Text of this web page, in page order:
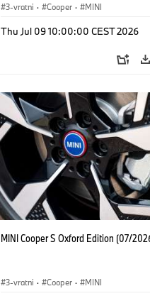
3-vratni · Cooper · MINI
Thu Jul 09 10:00:00 CEST 2026
MINI Cooper S Oxford Edition (07/
3-vratni · Cooper · MINI